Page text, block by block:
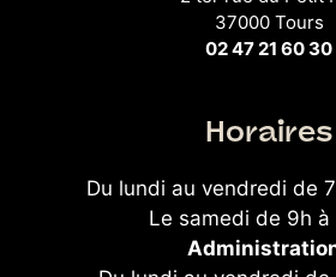
37000 Tours
02 47 21 60 30
Horaires
Du lundi au vendredi de
Le samedi de 9h à